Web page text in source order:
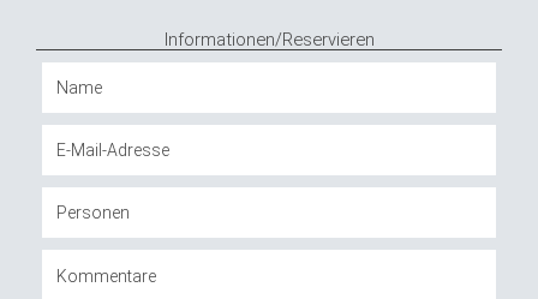
Informationen/Reservieren